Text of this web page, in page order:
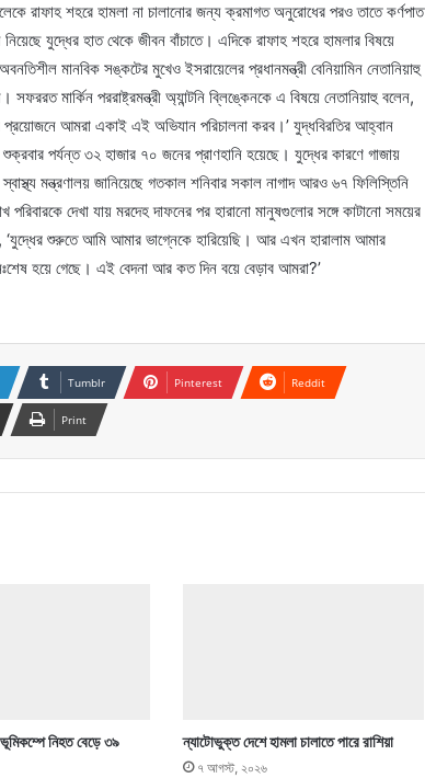
রাফাহ শহরে হামলা না চালানোর জন্য ক্রমাগত অনুরোধের পরও তাতে কর্ণপাত
যুদ্ধের হাত থেকে জীবন বাঁচাতে। এদিকে রাফাহ শহরে হামলার বিষয়ে
মানবিক সঙ্কটের মুখেও ইসরায়েলের প্রধানমন্ত্রী বেনিয়ামিন নেতানিয়াহু
সফররত মার্কিন পররাষ্ট্রমন্ত্রী অ্যান্টনি ব্লিঙ্কেনকে এ বিষয়ে নেতানিয়াহু বলেন,
প্রয়োজনে আমরা একাই এই অভিযান পরিচালনা করব।’ যুদ্ধবিরতির আহ্বান
পর্যন্ত ৩২ হাজার ৭০ জনের প্রাণহানি হয়েছে। যুদ্ধের কারণে গাজায়
মন্ত্রণালয় জানিয়েছে গতকাল শনিবার সকাল নাগাদ আরও ৬৭ ফিলিস্তিনি
পরিবারকে দেখা যায় মরদেহ দাফনের পর হারানো মানুষগুলোর সঙ্গে কাটানো সময়ের
শুরুতে আমি আমার ভাগ্নেকে হারিয়েছি। আর এখন হারালাম আমার
হয়ে গেছে। এই বেদনা আর কত দিন বয়ে বেড়াব আমরা?’
Tumblr Pinterest Reddit
Print
নিহত বেড়ে ৩৯ ন্যাটোভুক্ত দেশে হামলা চালাতে পারে রাশিয়া
৭ আগস্ট, ২০২৬